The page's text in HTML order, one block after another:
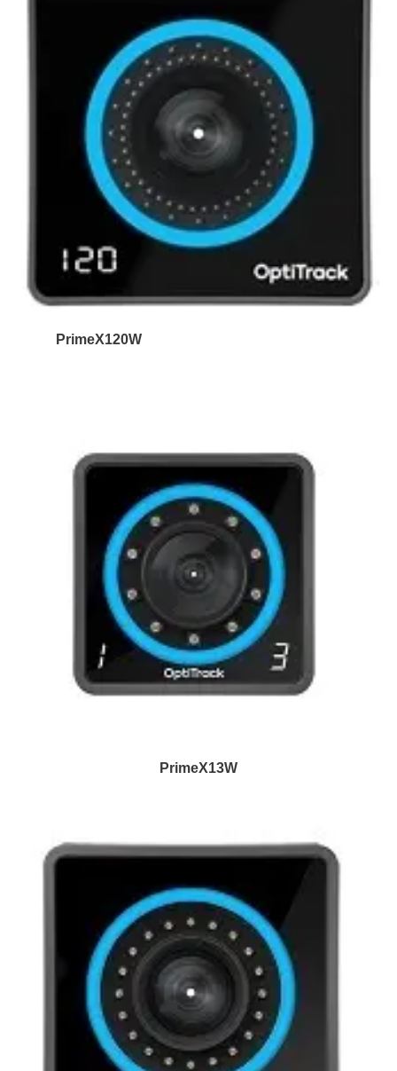
PrimeX120W
PrimeX13W